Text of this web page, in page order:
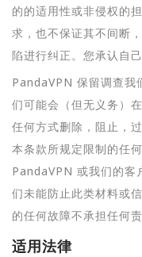
的的适用性或非侵权的
求，也不保证其不间断
陷进行纠正。您承认自
PandaVPN 保留调查我
们可能会（但无义务）
任何方式删除，阻止，
本条款所规定限制的任
PandaVPN 或我们的客
们未能防止此类材料或
的任何故障不承担任何责
适用法律